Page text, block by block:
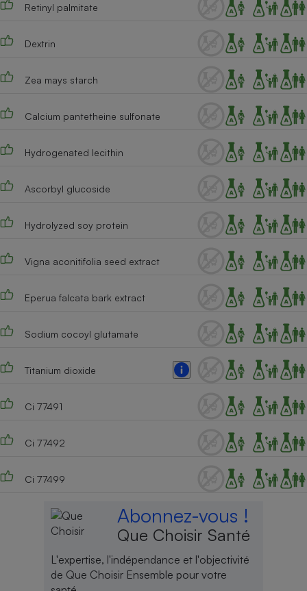
Retinyl palmitate
Dextrin
Zea mays starch
Calcium pantetheine sulfonate
Hydrogenated lecithin
Ascorbyl glucoside
Hydrolyzed soy protein
Vigna aconitifolia seed extract
Eperua falcata bark extract
Sodium cocoyl glutamate
Titanium dioxide
Ci 77491
Ci 77492
Ci 77499
Abonnez-vous !
Que Choisir Santé
L'expertise, l'indépendance et l'objectivité
de Que Choisir Ensemble pour votre